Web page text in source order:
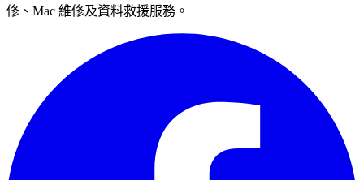
修、Mac 維修及資料救援服務。